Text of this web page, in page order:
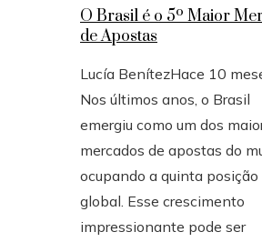
O Brasil é o 5º Maior
de Apostas
Lucía BenítezHace 10
Nos últimos anos, o Brasil
emergiu como um dos
mercados de apostas do
ocupando a quinta posição
global. Esse crescimento
impressionante pode ser